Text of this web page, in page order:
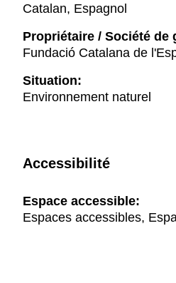
Catalan, Espagnol
Propriétaire / Société de
Fundació Catalana de
Situation:
Environnement naturel
Accessibilité
Espace accessible:
Espaces accessibles,